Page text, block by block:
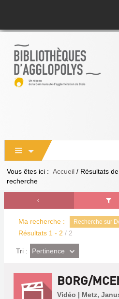
Vous êtes ici : Accueil / Résultats
recherche
Ma recherche : Recherche sur
Résultats 1 - 2 / 2
Tri : (Effet
imédiat)
Pertinence
BORG/
Vidéo | Metz,